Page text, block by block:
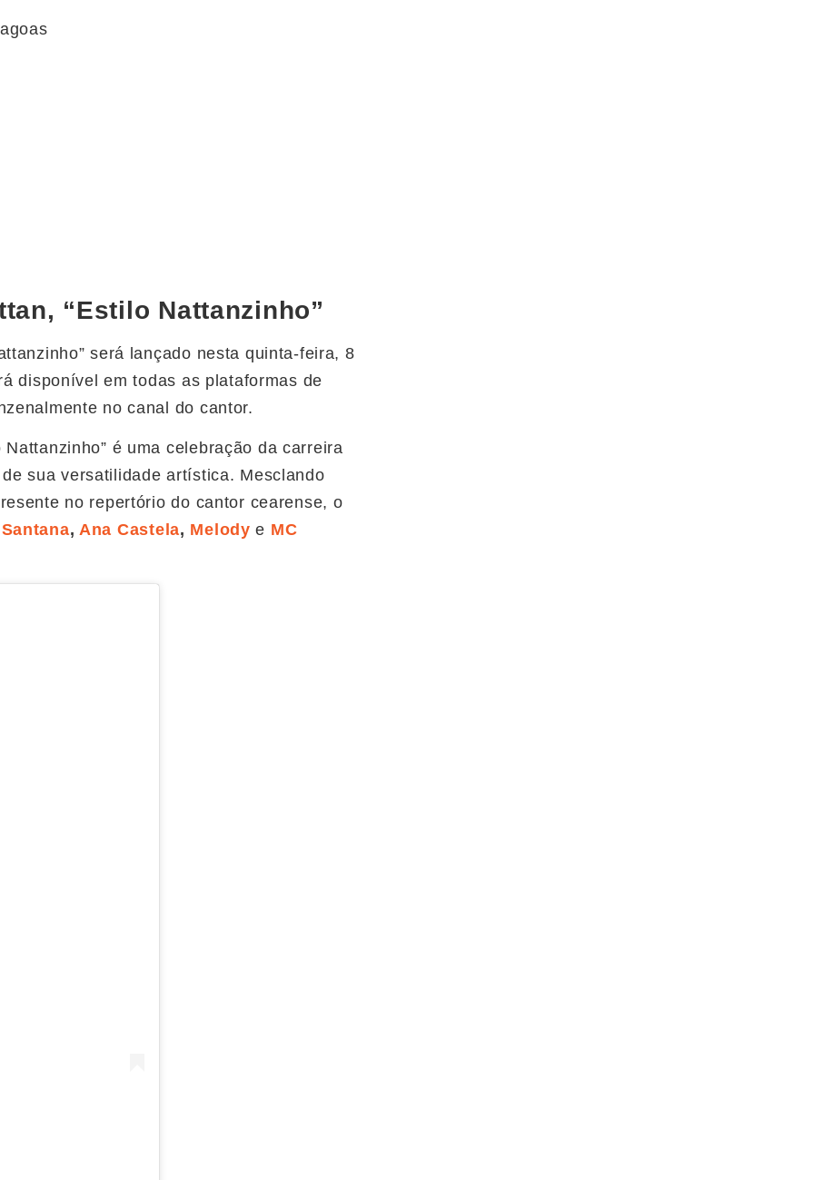
“Estilo Nattanzinho”
será lançado nesta quinta-feira, 8
disponível em todas as plataformas de
no canal do cantor.
é uma celebração da carreira
sua versatilidade artística. Mesclando
no repertório do cantor cearense, o
,Ana Castela, Melodye MC